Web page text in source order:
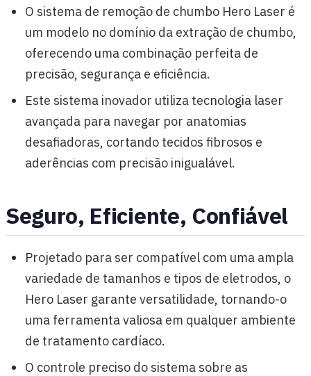
O sistema de remoção de chumbo Hero Laser é
um modelo no domínio da extração de chumbo,
oferecendo uma combinação perfeita de
precisão, segurança e eficiência.
Este sistema inovador utiliza tecnologia laser
avançada para navegar por anatomias
desafiadoras, cortando tecidos fibrosos e
aderências com precisão inigualável.
Seguro, Eficiente, Confiável
Projetado para ser compatível com uma ampla
variedade de tamanhos e tipos de eletrodos, o
Hero Laser garante versatilidade, tornando-o
uma ferramenta valiosa em qualquer ambiente
de tratamento cardíaco.
O controle preciso do sistema sobre as